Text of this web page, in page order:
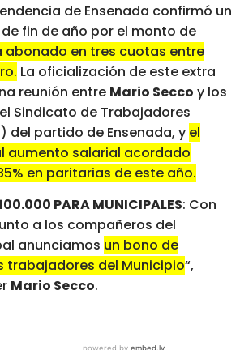
de Ensenada confirmó un
fin de año por el monto de
abonado en tres cuotas entre
La oficialización de este extra
reunión entre Mario Secco y los
Sindicato de Trabajadores
del partido de Ensenada, y el
aumento salarial acordado
en paritarias de este año.
PARA MUNICIPALES: Con
a los compañeros del
anunciamos un bono de
trabajadores del Municipio“,
Mario Secco.